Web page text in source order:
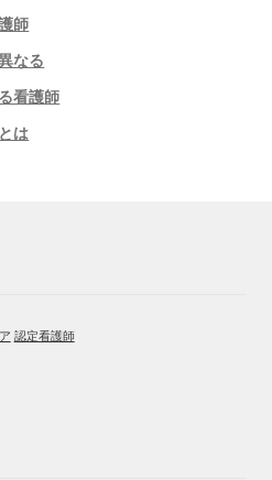
師
なる
看護師
は
認定看護師